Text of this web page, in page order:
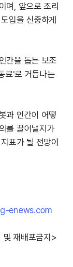
며, 앞으로 조리
입을 신중하게
간을 돕는 보조
료'로 거듭나는
과 인간이 어떻
를 끌어낼지가
표가 될 전망이
enews.com
재배포금지>